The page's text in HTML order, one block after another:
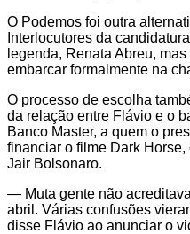
O Podemos foi outra
Interlocutores da
legenda, Renata Abreu,
embarcar formalmente na
O processo de escolha
da relação entre Flávio e o
Banco Master, a quem o
financiar o filme Dark
Jair Bolsonaro.
— Muta gente não
abril. Várias confusões
disse Flávio ao anunciar o